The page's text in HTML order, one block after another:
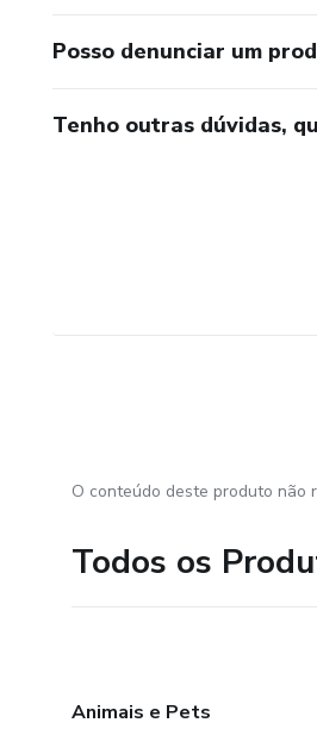
Posso denunciar um
Tenho outras dúvidas,
O conteúdo deste produto não
Todos os
Animais e Pets